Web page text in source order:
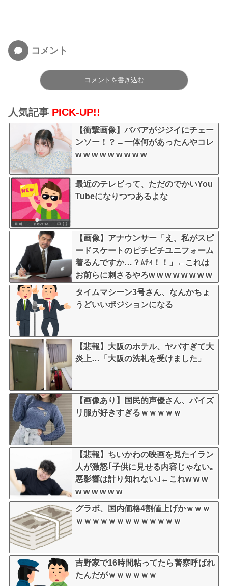
コメント
コメントを書き込む
人気記事 PICK-UP!!
【衝撃画像】ババアがジジイにチェー
ンソー！？←一体何があったんやコレ
w w w w w w w w w
最近のテレビって、ただのでかいYou
Tubeになりつつあるよな
【画像】アナウンサー「え、私がスピ
ードスケートのピチピチユニフォーム
着るんですか…？ﾑﾁｨ！！」←これは
お前らに刺さるやろw w w w w w w w
タイムマシーン3号さん、なんかちょ
うどいいポジションになる
【悲報】大阪のホテル、ヤバすぎて大
炎上…「大阪の洗礼を受けました」
【画像あり】国民的声優さん、パイズ
リ服が好きすぎるｗｗｗｗｗ
【悲報】ちいかわの映画を見たイラン
人が激怒｢子供に見せる内容じゃない｡
悪影響は計り知れない｣←これw w w
w w w w w w
グラボ、国内価格4割値上げかｗｗｗ
ｗｗｗｗｗｗｗｗｗｗｗｗｗ
吉野家で16時間粘ってたら警察呼ばれ
たんだがｗｗｗｗｗｗ